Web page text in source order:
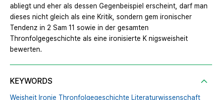
abliegt und eher als dessen Gegenbeispiel erscheint, darf man
dieses nicht gleich als eine Kritik, sondern gem ironischer
Tendenz in 2 Sam 11 sowie in der gesamten
Thronfolgegeschichte als eine ironisierte K nigsweisheit
bewerten.
KEYWORDS
Weisheit Ironie Thronfolgegeschichte Literaturwissenschaft